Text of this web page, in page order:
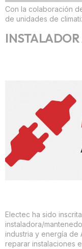
Con la colaboración
de unidades de
Electec ha sido
instaladora/
industria y energía de
reparar instalaciones